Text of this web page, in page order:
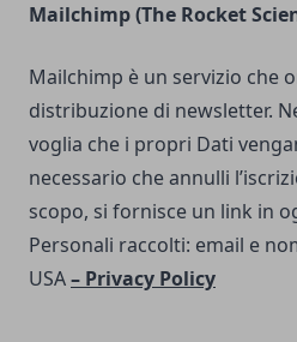
Mailchimp (The Rocket
Mailchimp è un servizio che
distribuzione di newsletter.
voglia che i propri Dati
necessario che annulli
scopo, si fornisce un link in
Personali raccolti: email e
USA– Privacy Policy